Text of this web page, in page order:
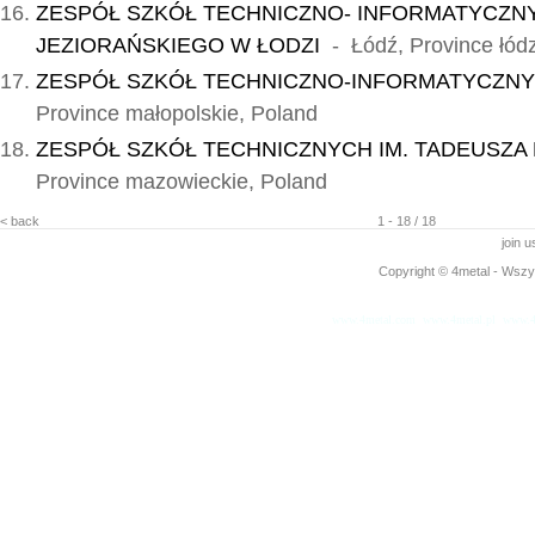
ZESPÓŁ SZKÓŁ TECHNICZNO-
JEZIORAŃSKIEGO W ŁODZI - Łódź, Province
ZESPÓŁ SZKÓŁ TECHNICZNO-
Province małopolskie, Poland
ZESPÓŁ SZKÓŁ TECHNICZNYCH IM. TADEUSZA
Province mazowieckie, Poland
< back
1 - 18 / 18
join
Copyright © 4metal -